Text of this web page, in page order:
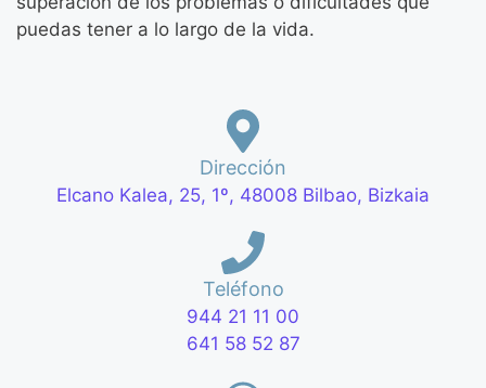
puedas tener a lo largo de la vida.
Dirección
Elcano Kalea, 25, 1º, 48008 Bilbao, Bizkaia
Teléfono
944 21 11 00
641 58 52 87